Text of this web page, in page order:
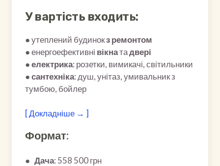
У вартість входить:
● утеплений будинокз ремонтом
● енергоефективні вікнатадвері
●електрика: розетки, вимикачі, світильники
●сантехніка: душ, унітаз, умивальник з
тумбою, бойлер
[ Докладніше → ]
Формат:
● Дача: 558 500 грн